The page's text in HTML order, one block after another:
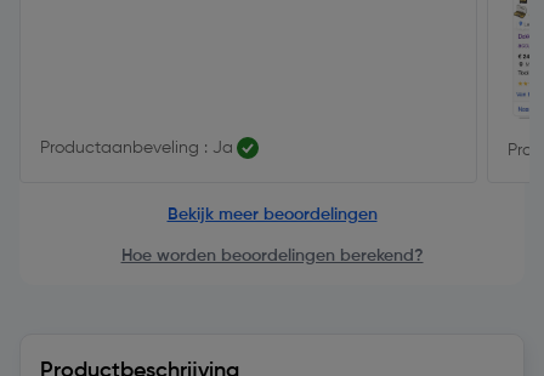
Productaanbeveling : Ja
Bekijk meer beoordelingen
Hoe worden beoordelingen berekend?
Productbeschrijving